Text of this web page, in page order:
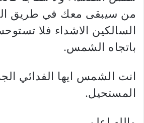
من سيبقى معك في طريق
السالكين الاشداء فلا
باتجاه الشمس.
انت الشمس ايها الفدائي
المستحيل.